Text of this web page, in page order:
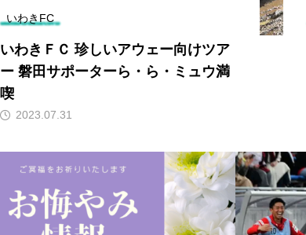
いわきFC
いわきＦＣ 珍しいアウェー向けツア
ー 磐田サポーターら・ら・ミュウ満
喫
2023.07.31